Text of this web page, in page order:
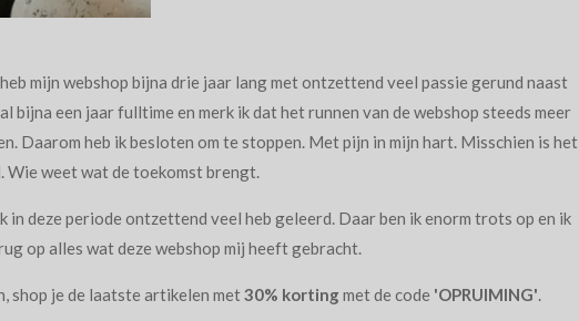
mijn webshop bijna drie jaar lang met ontzettend veel passie gerund naast
bijna een jaar fulltime en merk ik dat het runnen van de webshop steeds meer
Daarom heb ik besloten om te stoppen. Met pijn in mijn hart. Misschien is het
weet wat de toekomst brengt.
in deze periode ontzettend veel heb geleerd. Daar ben ik enorm trots op en ik
op alles wat deze webshop mij heeft gebracht.
shop je de laatste artikelen met30% kortingmet de code 'OPRUIMING'